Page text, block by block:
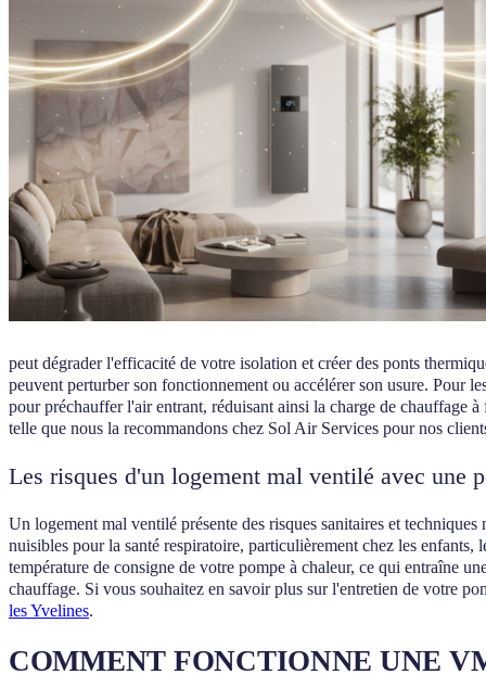
peut dégrader l'efficacité de votre isolation et créer des ponts
peuvent perturber son fonctionnement ou accélérer son usure. Pour
pour préchauffer l'air entrant, réduisant ainsi la charge de chauffage
telle que nous la recommandons chez Sol Air Services pour nos
Les risques d'un logement mal ventilé avec une
Un logement mal ventilé présente des risques sanitaires et
nuisibles pour la santé respiratoire, particulièrement chez les
température de consigne de votre pompe à chaleur, ce qui entraîne
chauffage. Si vous souhaitez en savoir plus sur l'entretien de votre
les Yvelines.
COMMENT FONCTIONNE UNE